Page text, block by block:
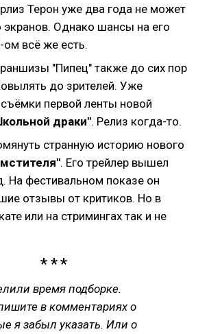
Терон уже два года не может
экранов. Однако шансы на его
всё же есть.
"Пипец" также до сих пор
до зрителей. Уже
первой ленты новой
драки". Релиз когда-то.
странную историю нового
. Его трейлер вышел
На фестивальном показе он
отзывы от критиков. Но в
или на стримингах так и не
время подборке.
в комментариях о
я забыл указать. Или о